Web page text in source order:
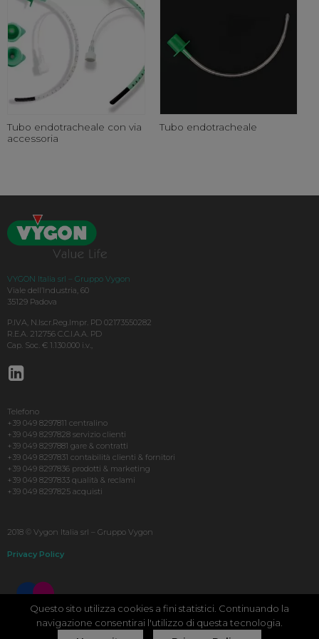
Tubo endotracheale con via
accessoria
Tubo endotracheale
VYGON Italia srl – Gruppo Vygon
Viale dell’Industria, 60
35129 Padova
P.IVA, N.Iscr.Reg.Impr. PD 02173550282
R.E.A. 212756 C.C.I.A.A. PD
Cap. Soc. € 1.130.000 i.v.,
Telefono
+39 049 8297811 centralino
+39 049 8297828 servizio clienti
+39 049 8297881 gare & contratti
+39 049 8297831 contabilità clienti & fornitori
+39 049 8297836 prodotti & marketing
+39 049 8297833 qualità & reclami
+39 049 8297825 acquisti
2018 © Vygon Italia srl – Gruppo Vygon
Privacy Policy
Questo sito utilizza cookies a fini statistici. Continuando la
navigazione consentirai l'utilizzo di questa tecnologia.